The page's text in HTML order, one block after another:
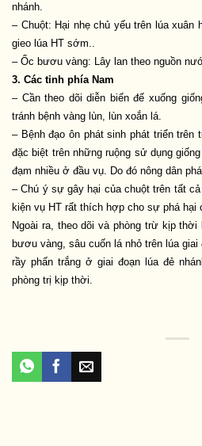
nhánh.
– Chuột: Hại nhẹ chủ yếu trên lúa xuân
gieo lúa HT sớm..
– Ốc bươu vàng: Lây lan theo nguồn
3. Các tỉnh phía Nam
– Cần theo dõi diễn biến để xuống
tránh bệnh vàng lùn, lùn xoắn lá.
– Bệnh đạo ôn phát sinh phát triển trên
đặc biệt trên những ruộng sử dụng
đạm nhiều ở đầu vụ. Do đó nông dân
– Chú ý sự gây hại của chuột trên tất
kiện vụ HT rất thích hợp cho sự phá hại
Ngoài ra, theo dõi và phòng trừ kịp
bươu vàng, sâu cuốn lá nhỏ trên lúa giai
rầy phấn trắng ở giai đoạn lúa đẻ
phòng trị kịp thời.